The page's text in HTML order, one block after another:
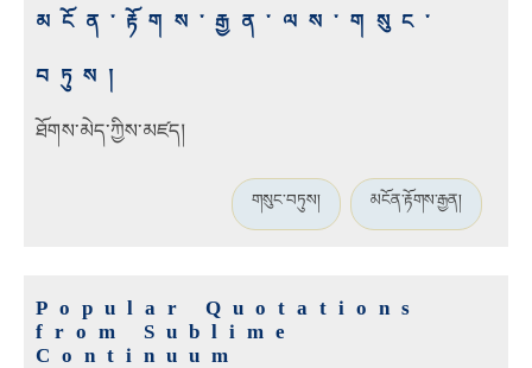
མངོན་རྟོགས་རྒྱན་ལས་གསུང་
བཏུས།
ཐོགས་མེད་ཀྱིས་མཛད།
གསུང་བཏུས། མངོན་རྟོགས་རྒྱན།
Popular Quotations
from Sublime
Continuum